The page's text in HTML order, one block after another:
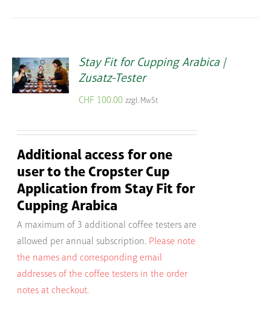
Stay Fit for Cupping Arabica |
Zusatz-Tester
CHF 100.00 zzgl. MwSt
Additional access for one
user to the Cropster Cup
Application from Stay Fit for
Cupping Arabica
A maximum of 3 additional coffee testers are
allowed per annual subscription. Please note
the names and corresponding email
addresses of the coffee testers in the order
notes at checkout.